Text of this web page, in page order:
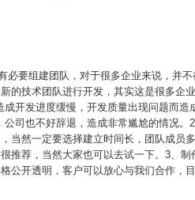
要组建团队，对于很多企业来说，并
的技术团队进行开发，其实这是很多企
开发进度缓慢，开发质量出现问题而
司也不好辞退，造成非常尴尬的情况
当然一定要选择建立时间长，团队成员
推荐，当然大家也可以去试一下。3、
公开透明，客户可以放心与我们合作，